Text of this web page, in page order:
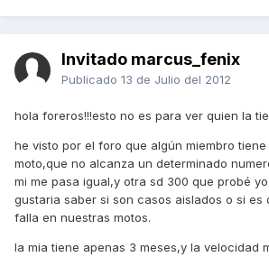
Invitado marcus_fenix
Publicado 13 de Julio del 2012
hola foreros!!!esto no es para ver quien la
he visto por el foro que algún miembro
moto,que no alcanza un determinado
mi me pasa igual,y otra sd 300 que probé
gustaria saber si son casos aislados o si es
falla en nuestras motos.
la mia tiene apenas 3 meses,y la velocidad